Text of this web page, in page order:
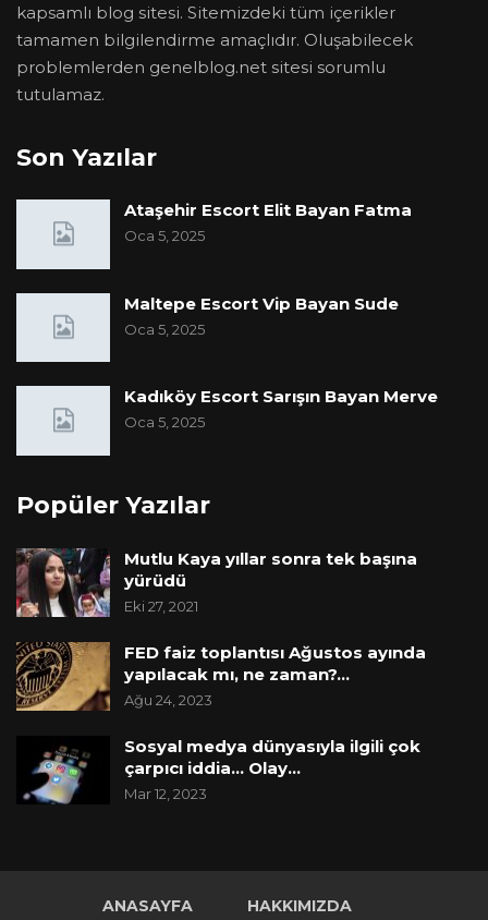
kapsamlı blog sitesi. Sitemizdeki tüm içerikler
tamamen bilgilendirme amaçlıdır. Oluşabilecek
problemlerden genelblog.net sitesi sorumlu
tutulamaz.
Son Yazılar
Ataşehir Escort Elit Bayan Fatma
Oca 5, 2025
Maltepe Escort Vip Bayan Sude
Oca 5, 2025
Kadıköy Escort Sarışın Bayan Merve
Oca 5, 2025
Popüler Yazılar
Mutlu Kaya yıllar sonra tek başına
yürüdü
Eki 27, 2021
FED faiz toplantısı Ağustos ayında
yapılacak mı, ne zaman?…
Ağu 24, 2023
Sosyal medya dünyasıyla ilgili çok
çarpıcı iddia… Olay…
Mar 12, 2023
ANASAYFA HAKKIMIZDA